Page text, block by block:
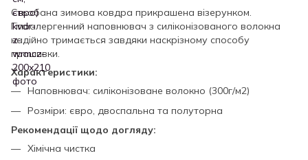
Стьобана зимова ковдра прикрашена візерунком.
Гіпоалергенний наповнювач з силіконізованого волокна
надійно тримається завдяки наскрізному способу
прошивки.
Характеристики:
Наповнювач: силіконізоване волокно (300г/м2)
Розміри: євро, двоспальна та полуторна
Рекомендації щодо догляду:
Хімічна чистка